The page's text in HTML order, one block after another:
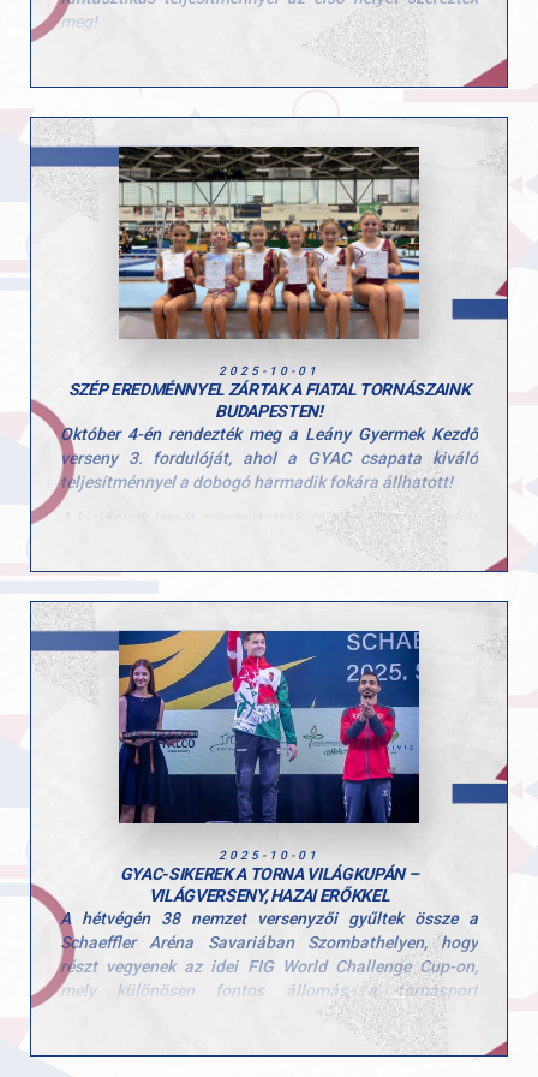
tartogat.
Hajrá Krisztofer! Hajrá GYAC! Ünnepeljük együtt ezt a
meg!
Gratulálunk a csapat minden tagjának, valamint
edzőiknek, Szűcs Nicoleta Luciának és Cserdi Ivettnek,
segítik a legkisebbeket az első sportélményeikhez.
2025-10-01
SZÉP EREDMÉNNYEL ZÁRTAK A FIATAL TORNÁSZAINK
BUDAPESTEN!
Október 4-én rendezték meg a Leány Gyermek Kezdő
verseny 3. fordulóját, ahol a GYAC csapata kiváló
teljesítménnyel a dobogó harmadik fokára állhatott!
A kislányok ismét megmutatták, milyen kitartó munkát
végeznek hétről hétre, és hogy a csapategység valódi
erőt jelent.
A csapat tagjai: Tátrai Karolina, Scheller Júlia Anna,
Stoiber Dalma, Hunorfi Heléna és Zoller-Delbó Zorka.
Versenyen kívül Herenkovics Rozália is bemutatta
tudását.
Edzőiknek, Szűcs Szonjának és Kardos Botondnak
pedig jár a gratuláció a felkészítésért és a lelkes
támogatásért!
A következő megmérettetés november 8-án vár a
lányokra, ahol az összesített eredmények alapján
szurkolunk nektek!
2025-10-01
GYAC-SIKEREK A TORNA VILÁGKUPÁN –
VILÁGVERSENY, HAZAI ERŐKKEL
A hétvégén 38 nemzet versenyzői gyűltek össze a
Schaeffler Aréna Savariában Szombathelyen, hogy
részt vegyenek az idei FIG World Challenge Cup-on,
mely különösen fontos állomás a tornasport
nemzetközi naptárában — mindössze három héttel a